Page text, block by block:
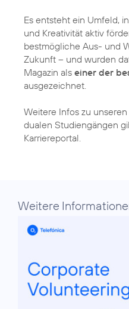
Es entsteht ein Umfeld,
und Kreativität aktiv
bestmögliche Aus- und
Zukunft – und wurden
Magazin als einer der
ausgezeichnet.
Weitere Infos zu
dualen Studiengängen
Karriereportal
Weitere